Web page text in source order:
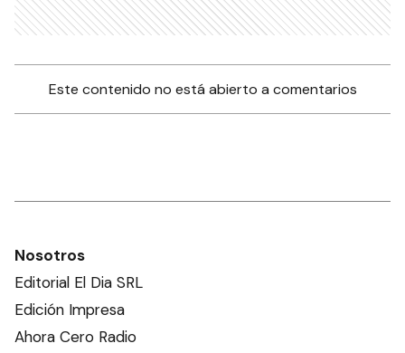
Este contenido no está abierto a comentarios
Nosotros
Editorial El Dia SRL
Edición Impresa
Ahora Cero Radio